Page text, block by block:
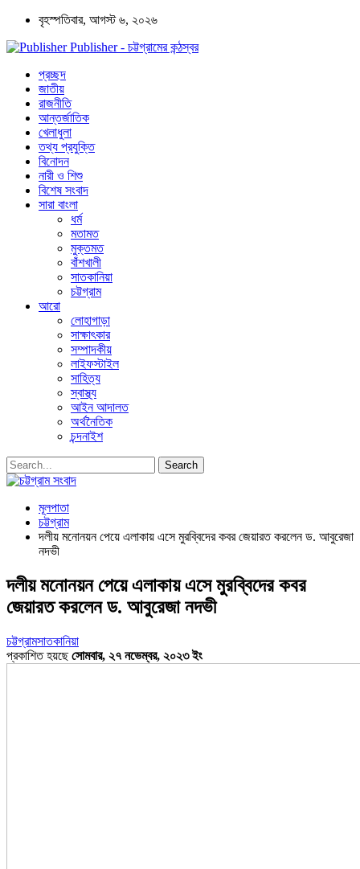
বৃহস্পতিবার, আগস্ট ৬, ২০২৬
Publisher - চট্টগ্রামের কন্ঠস্বর
প্রচ্ছদ
জাতীয়
রাজনীতি
আন্তর্জাতিক
খেলাধুলা
তথ্য প্রযুক্তি
বিনোদন
নারী ও শিশু
বিশেষ সংবাদ
সারা বাংলা
ধর্ম
মতামত
মুক্তমত
বাঁশখালী
সাতকানিয়া
চট্টগ্রাম
আরো
লোহাগাড়া
সাক্ষাৎকার
সম্পাদকীয়
লাইফস্টাইল
সাহিত্য
স্বাস্থ্য
আইন আদালত
অর্থনৈতিক
চন্দনাইশ
মূলপাতা
চট্টগ্রাম
দলীয় মনোনয়ন পেয়ে এলাকায় এসে মুরব্বিদের কবর জেয়ারত করলেন ড. আবুরেজা
নদভী
দলীয় মনোনয়ন পেয়ে এলাকায় এসে মুরব্বিদের কবর
জেয়ারত করলেন ড. আবুরেজা নদভী
চট্টগ্রামসাতকানিয়া
প্রকাশিত হয়ছেসোমবার, ২৭ নভেম্বর, ২০২৩ ইং